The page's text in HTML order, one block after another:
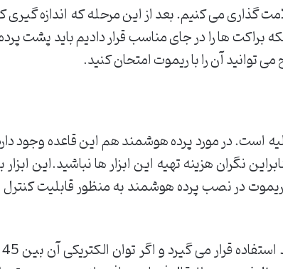
را علامت گذاری می کنیم. بعد از این مرحله که اندازه گیری
ها را در جای مناسب قرار دادیم باید پشت
آن را با ریموت امتحان کنید.
در مورد پرده هوشمند هم این قاعده وجود
نگران هزینه تهیه این ابزار ها نباشید.این ابزار
در نصب پرده هوشمند به منظور قابلیت کنترل